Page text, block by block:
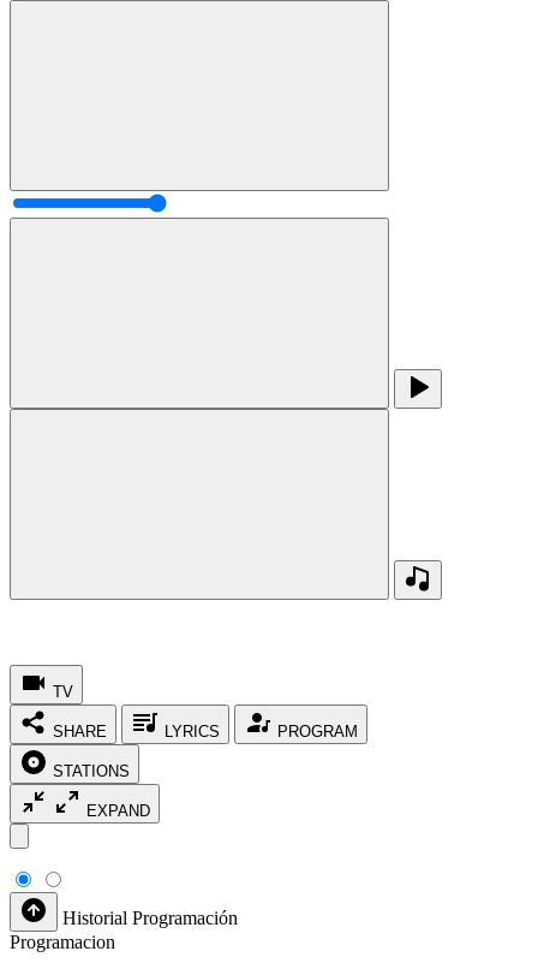
TV
SHARE LYRICS PROGRAM
STATIONS
EXPAND
Historial Programación
Programacion